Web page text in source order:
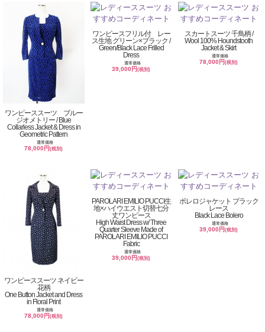
ワンピーススーツ ブルー
ジオメトリー / Blue
Collarless Jacket & Dress in
Geometric Pattern
通常価格
78,000円(税別)
ワンピースフリル付 レー
ス生地 グリーン×ブラック /
Green/Black Lace Frilled
Dress
通常価格
39,000円(税別)
スカートスーツ 千鳥柄 /
Wool 100% Houndstooth
Jacket & Skirt
通常価格
78,000円(税別)
ワンピーススーツ ネイビー
花柄
One Button Jacket and Dress
in Floral Print
通常価格
78,000円(税別)
PAROLARI EMILIO PUCCI生
地×ハイウエスト切替七分
丈ワンピース
High Waist Dress w/ Three
Quarter Sleeve Made of
PAROLARI EMILIO PUCCI
Fabric
通常価格
39,000円(税別)
ボレロジャケット ブラック
レース
Black Lace Bolero
通常価格
39,000円(税別)